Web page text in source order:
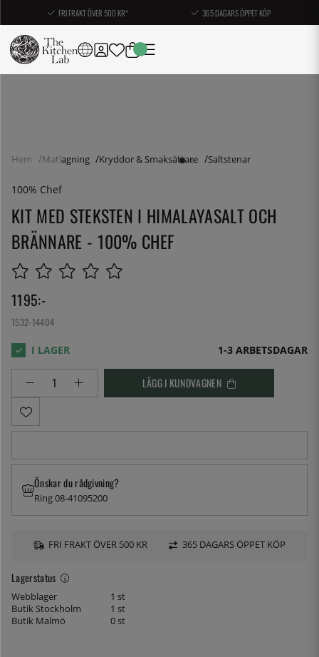
FRI FRAKT ÖVER 500 KR* 365 DAGARS ÖPPET KÖP
Hem Matlagning Kryddor & Smaksättare Saltstenar
100% Chef
KIT MED STEKSTEN I HIMALAYASALT OCH
BRÄNNARE - 100% CHEF
1195:-
1532-14404
1-3 ARBETSDAGAR
LÄGG I KUNDVAGNEN
Lagerstatus
Webblager
1 st
Butik Stockholm
1 st
Butik Malmö
0 st
Önskar du rådgivning?
Ring 08-41095200
FRI FRAKT ÖVER 500 KR 365 DAGARS ÖPPET KÖP